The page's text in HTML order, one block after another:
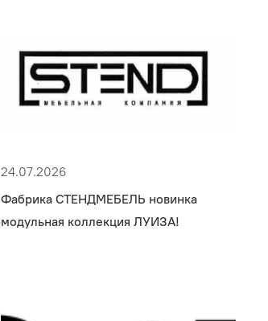
24.07.2026
Фабрика СТЕНДМЕБЕЛЬ новинка
модульная коллекция ЛУИЗА!